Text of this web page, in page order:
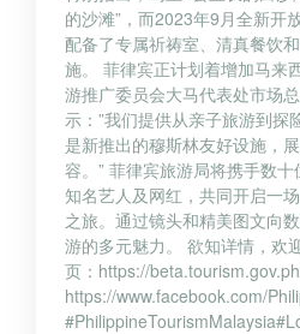
的沙滩”，而2023年9月全新开
配备了专属祈祷室、清真餐饮
施。 菲律宾正计划着增加马来
游推广委员会大马代表处市场
示：”我们提供从亲子旅游到探
是新推出的穆斯林友好设施，
容。” 菲律宾旅游局将携手数
知名艺人及网红，共同开启一
之旅。通过镜头和精美图文向
游的多元魅力。 欲知详情，欢
页：https://
https://www.facebook.com/